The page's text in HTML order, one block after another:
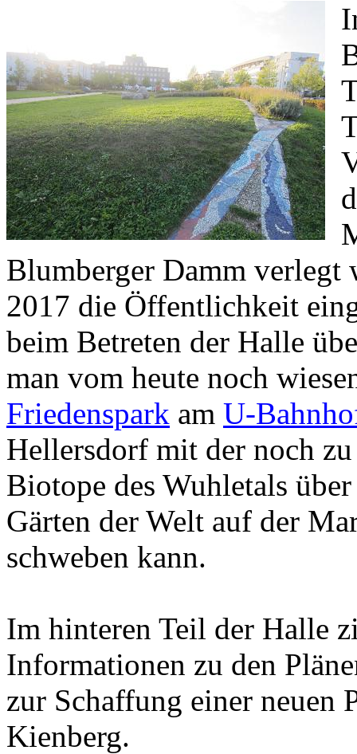
Blumberger Damm verlegt
2017 die Öffentlichkeit
beim Betreten der Halle
man vom heute noch
Friedenspark am U-
Hellersdorf mit der noch
Biotope des Wuhletals
Gärten der Welt auf der
schweben kann.
Im hinteren Teil der Halle
Informationen zu den
zur Schaffung einer neuen
Kienberg.